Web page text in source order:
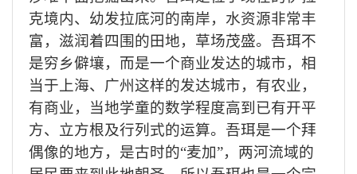
克境内、幼发拉底河的南岸，水资源非常丰
富，滋润着四围的田地，草场茂盛。吾珥不
是穷乡僻壤，而是一个商业发达的城市，相
当于上海、广州这样的发达城市，有农业，
有商业，当地学童的数学程度高到已有开平
方、立方根及行列式的运算。吾珥是一个拜
偶像的地方，是古时的“麦加”，两河流域的